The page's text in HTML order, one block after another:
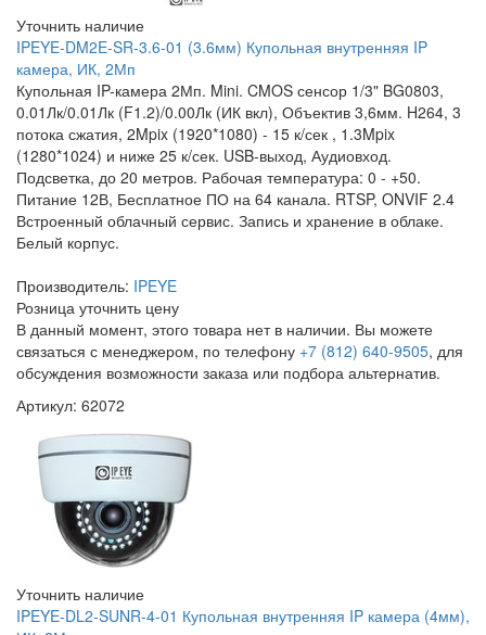
Уточнить наличие
IPEYE-DM2E-SR-3.6-01 (3.6мм) Купольная внутренняя IP
камера, ИК, 2Мп
Купольная IP-камера 2Мп. Mini. CMOS сенсор 1/3" BG0803,
0.01Лк/0.01Лк (F1.2)/0.00Лк (ИК вкл), Объектив 3,6мм. H264, 3
потока сжатия, 2Mpix (1920*1080) - 15 к/сек , 1.3Mpix
(1280*1024) и ниже 25 к/сек. USB-выход, Аудиовход.
Подсветка, до 20 метров. Рабочая температура: 0 - +50.
Питание 12В, Бесплатное ПО на 64 канала. RTSP, ONVIF 2.4
Встроенный облачный сервис. Запись и хранение в облаке.
Белый корпус.
Производитель: IPEYE
Розница уточнить цену
В данный момент, этого товара нет в наличии. Вы можете
связаться с менеджером, по телефону +7 (812) 640-9505, для
обсуждения возможности заказа или подбора альтернатив.
Артикул: 62072
Уточнить наличие
IPEYE-DL2-SUNR-4-01 Купольная внутренняя IP камера (4мм),